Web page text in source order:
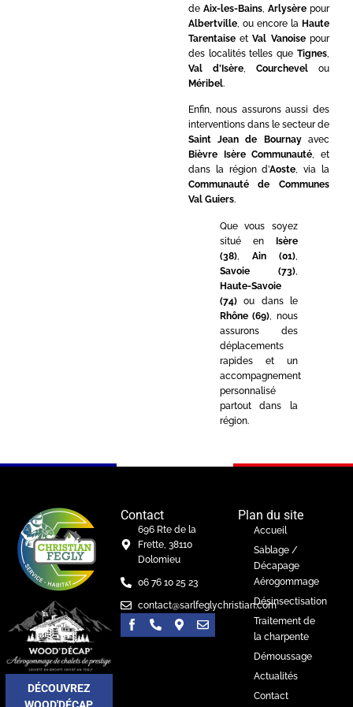
de Aix-les-Bains, Arlysèrepour
Albertville, ou encore la Haute
TarentaiseetVal Vanoisepour
des localités telles que Tignes
Val d’Isère, Courchevelou
Méribel.
Enfin, nous assurons aussi des
interventions dans le secteur de
Saint Jean de Bournayavec
Bièvre Isère Communauté, et
dans la région d’Aoste, via la
Communauté de Communes
Val Guiers.
Que vous soyez
situé en Isère
(38), Ain (01)
Savoie (73)
Haute-Savoie
(74)ou dans le
Rhône (69) , nous
assurons des
déplacements
rapides et un
accompagnement
personnalisé
partout dans la
région.
DÉCOUVREZ
Contact
696 Rte de la
Frette, 38110
Dolomieu
06 76 10 25 23
contact@sarlfeglychristian.com
Plan du site
Accueil
Sablage /
Décapage
Aérogommage
Désinsectisation
Traitement de
la charpente
Démoussage
Actualités
Contact